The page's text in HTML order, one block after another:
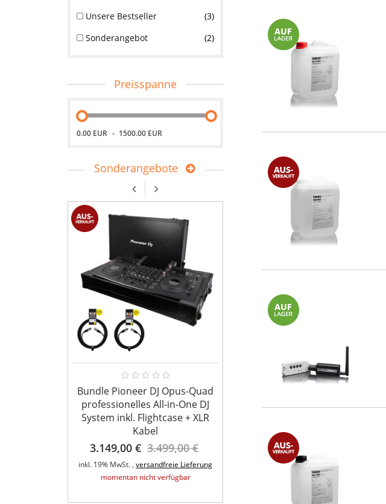
3
Unsere Bestseller
2
Sonderangebot
Preisspanne
0.00 EUR 1500.00 EUR
Sonderangebote
Bundle Pioneer DJ Opus-Quad
professionelles All-in-One DJ
System inkl. Flightcase + XLR
Kabel
3.149,00 € 3.499,00 €
inkl. 19% MwSt. , versandfreie Lieferung
momentan nicht verfügbar
Q4
199,00 €
inkl. 19% MwSt. ,versandfreie Lieferung
sofort verfügbar
Lieferzeit: 1 - 3 Werktage